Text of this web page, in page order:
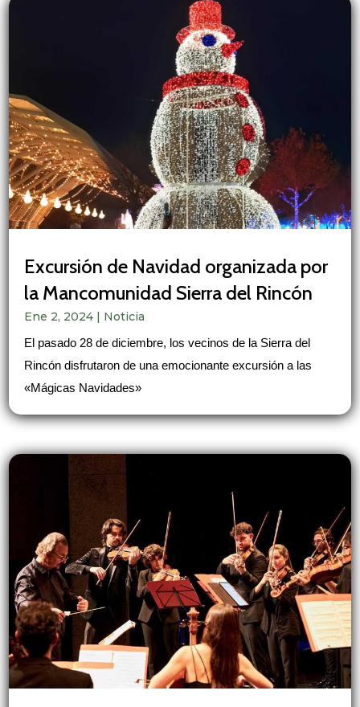
Excursión de Navidad organizada por
la Mancomunidad Sierra del Rincón
Ene 2, 2024 Noticia
El pasado 28 de diciembre, los vecinos de la Sierra del
Rincón disfrutaron de una emocionante excursión a las
«Mágicas Navidades»